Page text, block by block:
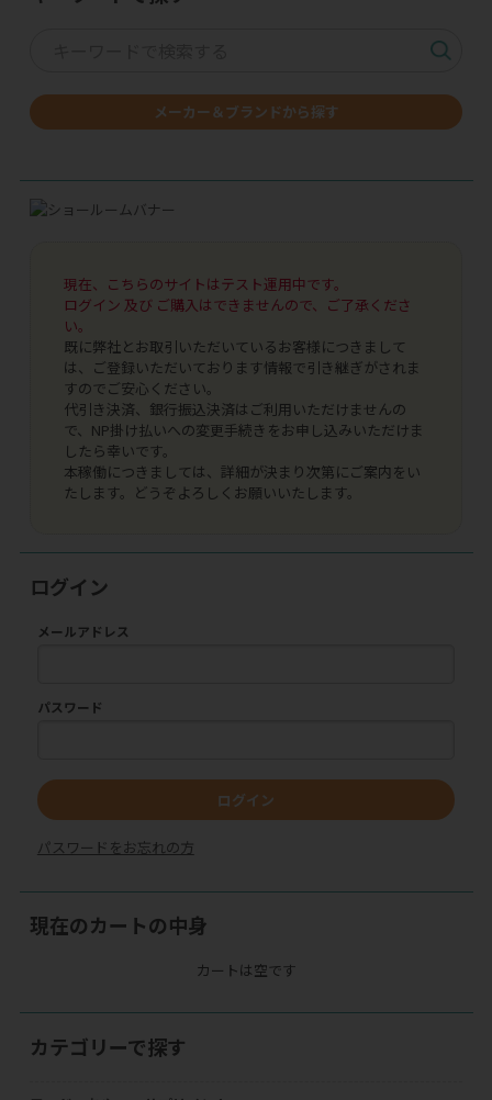
メーカー＆ブランドから探す
現在、こちらのサイトはテスト運用中です。
ログイン 及び ご購入はできませんので、ご了承くださ
い。
既に弊社とお取引いただいているお客様につきまして
は、ご登録いただいております情報で引き継ぎがされま
すのでご安心ください。
代引き決済、銀行振込決済はご利用いただけませんの
で、NP掛け払いへの変更手続きをお申し込みいただけま
したら幸いです。
本稼働につきましては、詳細が決まり次第にご案内をい
たします。どうぞよろしくお願いいたします。
ログイン
メールアドレス
パスワード
ログイン
パスワードをお忘れの方
現在のカートの中身
カートは空です
カテゴリーで探す